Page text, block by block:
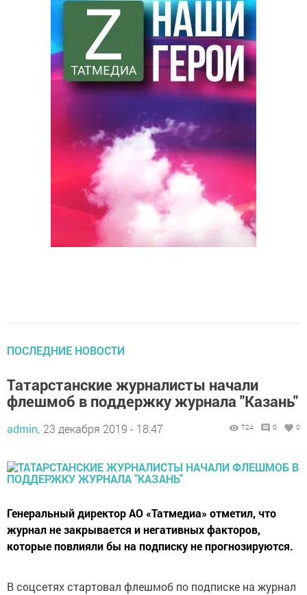
ПОСЛЕДНИЕ НОВОСТИ
Татарстанские журналисты начали
флешмоб в поддержку журнала "Казань"
admin, 23 декабря 2019 - 18:47 724 0 0
Генеральный директор АО «Татмедиа» отметил, что
журнал не закрывается и негативных факторов,
которые повлияли бы на подписку не прогнозируются.
В соцсетях стартовал флешмоб по подписке на журнал